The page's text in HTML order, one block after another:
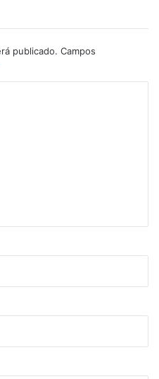
publicado. Campos